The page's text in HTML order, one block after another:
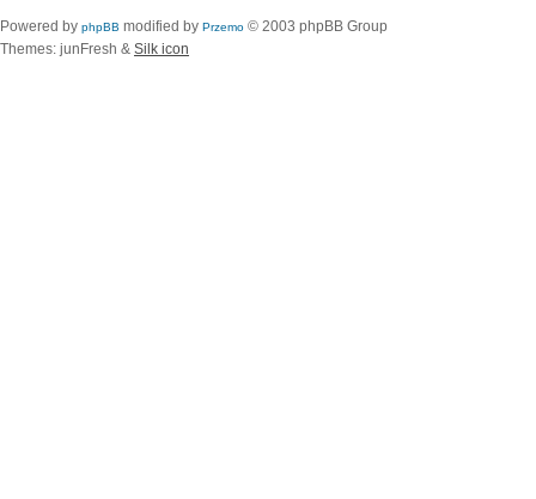
Powered by phpBB modified by Przemo © 2003 phpBB Group
Themes: junFresh & Silk icon